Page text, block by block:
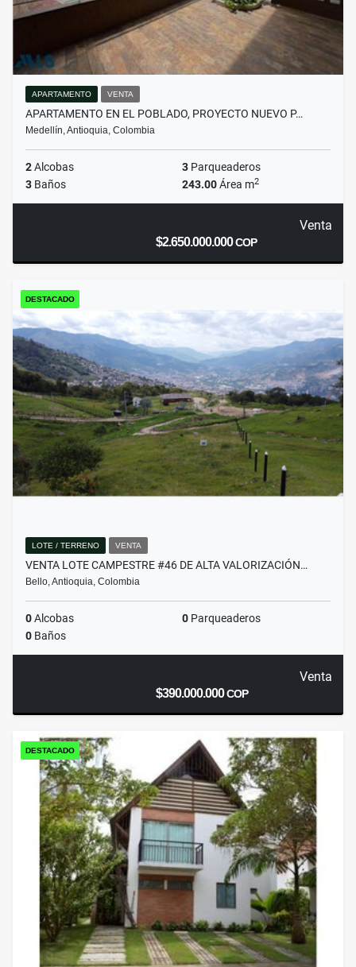
APARTAMENTO VENTA
APARTAMENTO EN EL POBLADO, PROYECTO NUEVO P…
Medellín, Antioquia, Colombia
2Alcobas 3 Parqueaderos
3 Baños 243.00Área m2
Venta
$2.650.000.000COP
DESTACADO
LOTE / TERRENO VENTA
VENTA LOTE CAMPESTRE #46 DE ALTA VALORIZACIÓN…
Bello, Antioquia, Colombia
0Alcobas 0 Parqueaderos
0 Baños
Venta
$390.000.000COP
DESTACADO